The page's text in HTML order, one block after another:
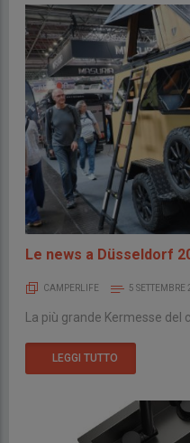
Le news a Düsseldorf
CAMPERLIFE 5 SETTEMBRE
La più grande Kermesse
LEGGI TUTTO